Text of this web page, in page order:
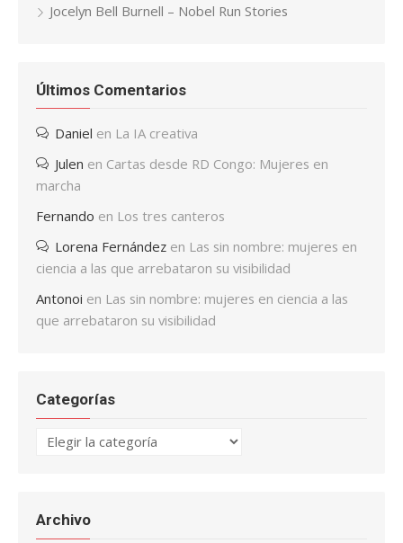
Jocelyn Bell Burnell – Nobel Run Stories
Últimos Comentarios
Daniel en La IA creativa
Julen en Cartas desde RD Congo: Mujeres en
marcha
Fernando en Los tres canteros
Lorena Fernández en Las sin nombre: mujeres en
ciencia a las que arrebataron su visibilidad
Antonoi en Las sin nombre: mujeres en ciencia a las
que arrebataron su visibilidad
Categorías
Categorías
Archivo